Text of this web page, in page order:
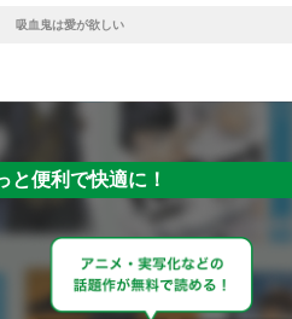
吸血鬼は愛が欲しい
と便利で快適に！